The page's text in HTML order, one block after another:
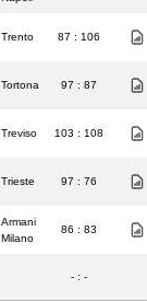
Trento 87 : 106
Tortona 97 : 87
Treviso 103 : 108
Trieste 97 : 76
Armani
Milano
86 : 83
- : -